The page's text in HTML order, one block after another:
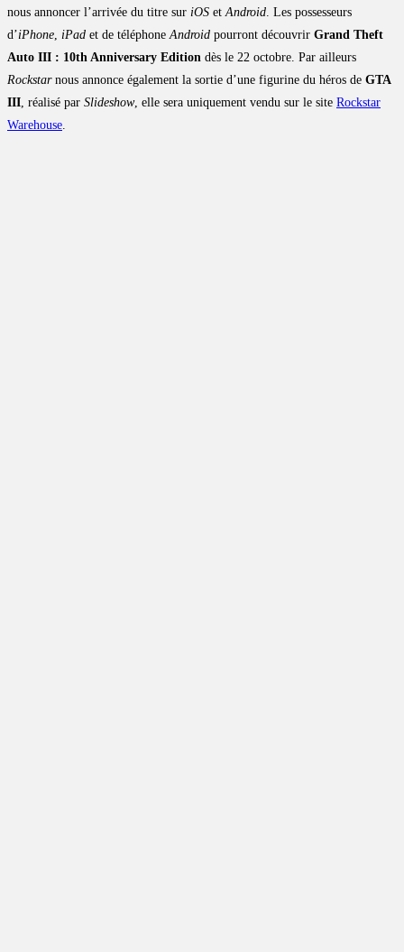
nous annoncer l’arrivée du titre sur iOS etAndroid. Les possesseurs
d’iPhone, iPad et de téléphoneAndroid pourront découvrir Grand Theft
Auto III : 10th Anniversary Edition dès le 22 octobre. Par ailleurs
Rockstarnous annonce également la sortie d’une figurine du héros de GTA
III, réalisé par Slideshow, elle sera uniquement vendu sur le site Rockstar
Warehouse.